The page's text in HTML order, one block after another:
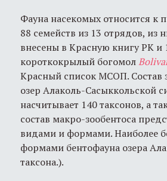
Фауна насекомых относится к
88 семейств из 13 отрядов, из
внесены в Красную книгу РК и
короткокрылый богомол
Красный список МСОП. Состав
озер Алаколь-Сасыккольской
насчитывает 140 таксонов, а
состав макро-зообентоса
видами и формами. Наиболее
формами бентофауна озера
таксона.).